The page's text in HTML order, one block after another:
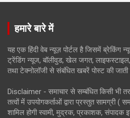
हमारे बारे में
यह एक हिंदी वेब न्यूज़ पोर्टल है जिसमें ब्रेकिंग
ट्रेंडिंग न्यूज, बॉलीवुड, खेल जगत,
तथा टेक्नोलॉजी से संबंधित खबरें पोस्ट की जाती
Disclaimer - समाचार से सम्बंधित किसी भी
तत्वों में उपयोगकर्ताओं द्वारा प्रस्तुत सामग्री (
शामिल होगी स्वामी, मुद्रक, प्रकाशक, संपादक